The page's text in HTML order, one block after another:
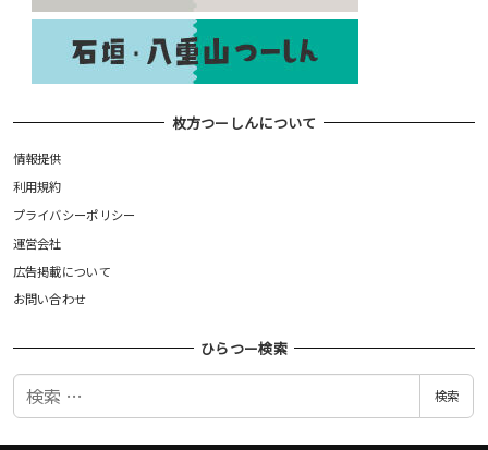
枚方つーしんについて
情報提供
利用規約
プライバシーポリシー
運営会社
広告掲載について
お問い合わせ
ひらつー検索
検
検索